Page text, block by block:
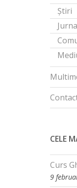
Știri
CELE
Curs
9